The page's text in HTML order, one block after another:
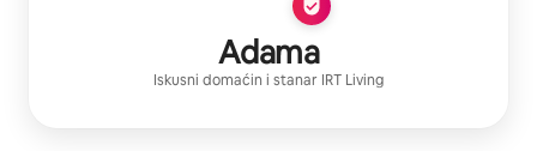
Adama
Iskusni domaćin i stanar IRT Living